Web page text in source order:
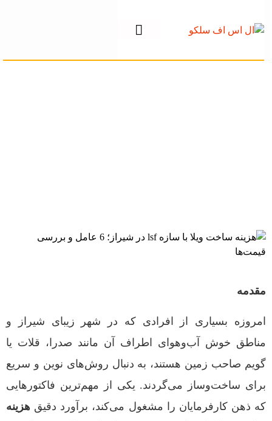
هزینه ساخت ویلا با
سازه lsf در شیراز؛ 6
مقدمه
امروزه بسیاری از افرادی که در شهر زیبای شیراز و
مناطق خوش آب‌وهوای اطراف آن مانند صدرا، قلات یا
گویم صاحب زمین هستند، به دنبال روش‌های نوین و سریع
برای ساخت‌وساز می‌گردند. یکی از مهم‌ترین فاکتورهایی
که ذهن کارفرمایان را مشغول می‌کند، برآورد دقیق هزینه